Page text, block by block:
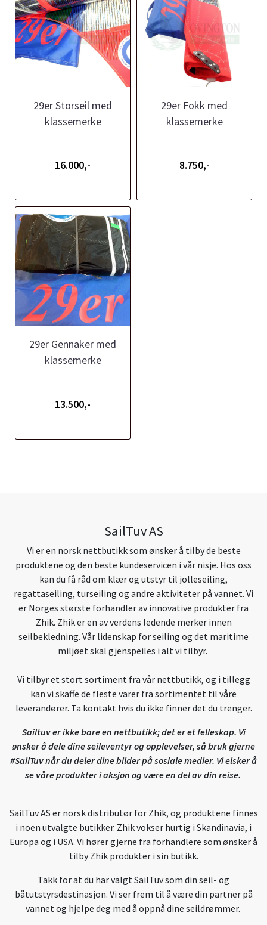
29er Storseil med
klassemerke
16.000,-
29er Fokk med
klassemerke
8.750,-
29er Gennaker med
klassemerke
13.500,-
SailTuv AS
Vi er en norsk nettbutikk som ønsker å tilby de beste
produktene og den beste kundeservicen i vår nisje. Hos oss
kan du få råd om klær og utstyr til jolleseiling,
regattaseiling, turseiling og andre aktiviteter på vannet. Vi
er Norges største forhandler av innovative produkter fra
Zhik. Zhik er en av verdens ledende merker innen
seilbekledning. Vår lidenskap for seiling og det maritime
miljøet skal gjenspeiles i alt vi tilbyr.
Vi tilbyr et stort sortiment fra vår nettbutikk, og i tillegg
kan vi skaffe de fleste varer fra sortimentet til våre
leverandører. Ta kontakt hvis du ikke finner det du trenger.
Sailtuv er ikke bare en nettbutikk; det er et felleskap. Vi
ønsker å dele dine seileventyr og opplevelser, så bruk gjerne
#SailTuv når du deler dine bilder på sosiale medier. Vi elsker å
se våre produkter i aksjon og være en del av din reise.
SailTuv AS er norsk distributør for Zhik, og produktene finnes
i noen utvalgte butikker. Zhik vokser hurtig i Skandinavia, i
Europa og i USA. Vi hører gjerne fra forhandlere som ønsker å
tilby Zhik produkter i sin butikk.
Takk for at du har valgt SailTuv som din seil- og
båtutstyrsdestinasjon. Vi ser frem til å være din partner på
vannet og hjelpe deg med å oppnå dine seildrømmer.